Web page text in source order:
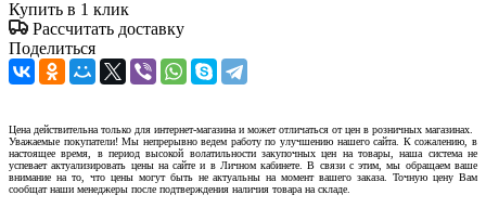
Купить в 1 клик
Рассчитать доставку
Поделиться
Цена действительна только для интернет-магазина и может отличаться от цен в розничных магазинах.
Уважаемые покупатели! Мы непрерывно ведем работу по улучшению нашего сайта. К сожалению, в
настоящее время, в период высокой волатильности закупочных цен на товары, наша система не
успевает актуализировать цены на сайте и в Личном кабинете. В связи с этим, мы обращаем ваше
внимание на то, что цены могут быть не актуальны на момент вашего заказа. Точную цену Вам
сообщат наши менеджеры после подтверждения наличия товара на складе.